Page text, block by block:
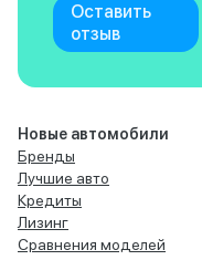
Оставить
отзыв
Новые автомобили
Бренды
Лучшие авто
Кредиты
Лизинг
Сравнения моделей